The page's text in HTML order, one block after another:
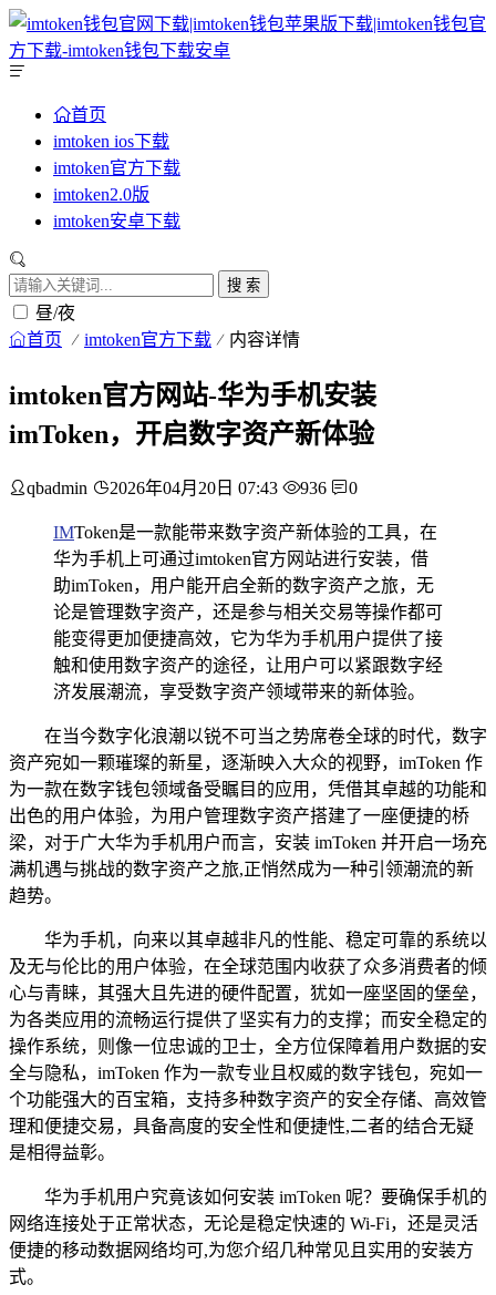
首页
imtoken ios下载
imtoken官方下载
imtoken2.0版
imtoken安卓下载
搜 索
昼/夜
首页 imtoken官方下载 内容详情
imtoken官方网站-华为手机安装
imToken，开启数字资产新体验
qbadmin 2026年04月20日 07:43 936 0
IMToken是一款能带来数字资产新体验的工具，在
华为手机上可通过imtoken官方网站进行安装，借
助imToken，用户能开启全新的数字资产之旅，无
论是管理数字资产，还是参与相关交易等操作都可
能变得更加便捷高效，它为华为手机用户提供了接
触和使用数字资产的途径，让用户可以紧跟数字经
济发展潮流，享受数字资产领域带来的新体验。
在当今数字化浪潮以锐不可当之势席卷全球的时代，数字
资产宛如一颗璀璨的新星，逐渐映入大众的视野，imToken 作
为一款在数字钱包领域备受瞩目的应用，凭借其卓越的功能和
出色的用户体验，为用户管理数字资产搭建了一座便捷的桥
梁，对于广大华为手机用户而言，安装 imToken 并开启一场充
满机遇与挑战的数字资产之旅,正悄然成为一种引领潮流的新
趋势。
华为手机，向来以其卓越非凡的性能、稳定可靠的系统以
及无与伦比的用户体验，在全球范围内收获了众多消费者的倾
心与青睐，其强大且先进的硬件配置，犹如一座坚固的堡垒，
为各类应用的流畅运行提供了坚实有力的支撑；而安全稳定的
操作系统，则像一位忠诚的卫士，全方位保障着用户数据的安
全与隐私，imToken 作为一款专业且权威的数字钱包，宛如一
个功能强大的百宝箱，支持多种数字资产的安全存储、高效管
理和便捷交易，具备高度的安全性和便捷性,二者的结合无疑
是相得益彰。
华为手机用户究竟该如何安装 imToken 呢？要确保手机的
网络连接处于正常状态，无论是稳定快速的 Wi-Fi，还是灵活
便捷的移动数据网络均可,为您介绍几种常见且实用的安装方
式。